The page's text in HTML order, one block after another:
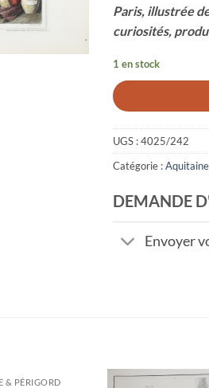
Paris, illustrée
curiosités,
1 en stock
UGS :4025/242
Catégorie :
DEMANDE
Envoyer
& PÉRIGORD